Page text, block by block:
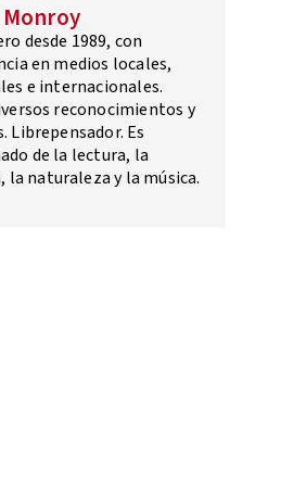
desde 1989, con
en medios locales,
e internacionales.
reconocimientos y
Librepensador. Es
de la lectura, la
la naturaleza y la música.